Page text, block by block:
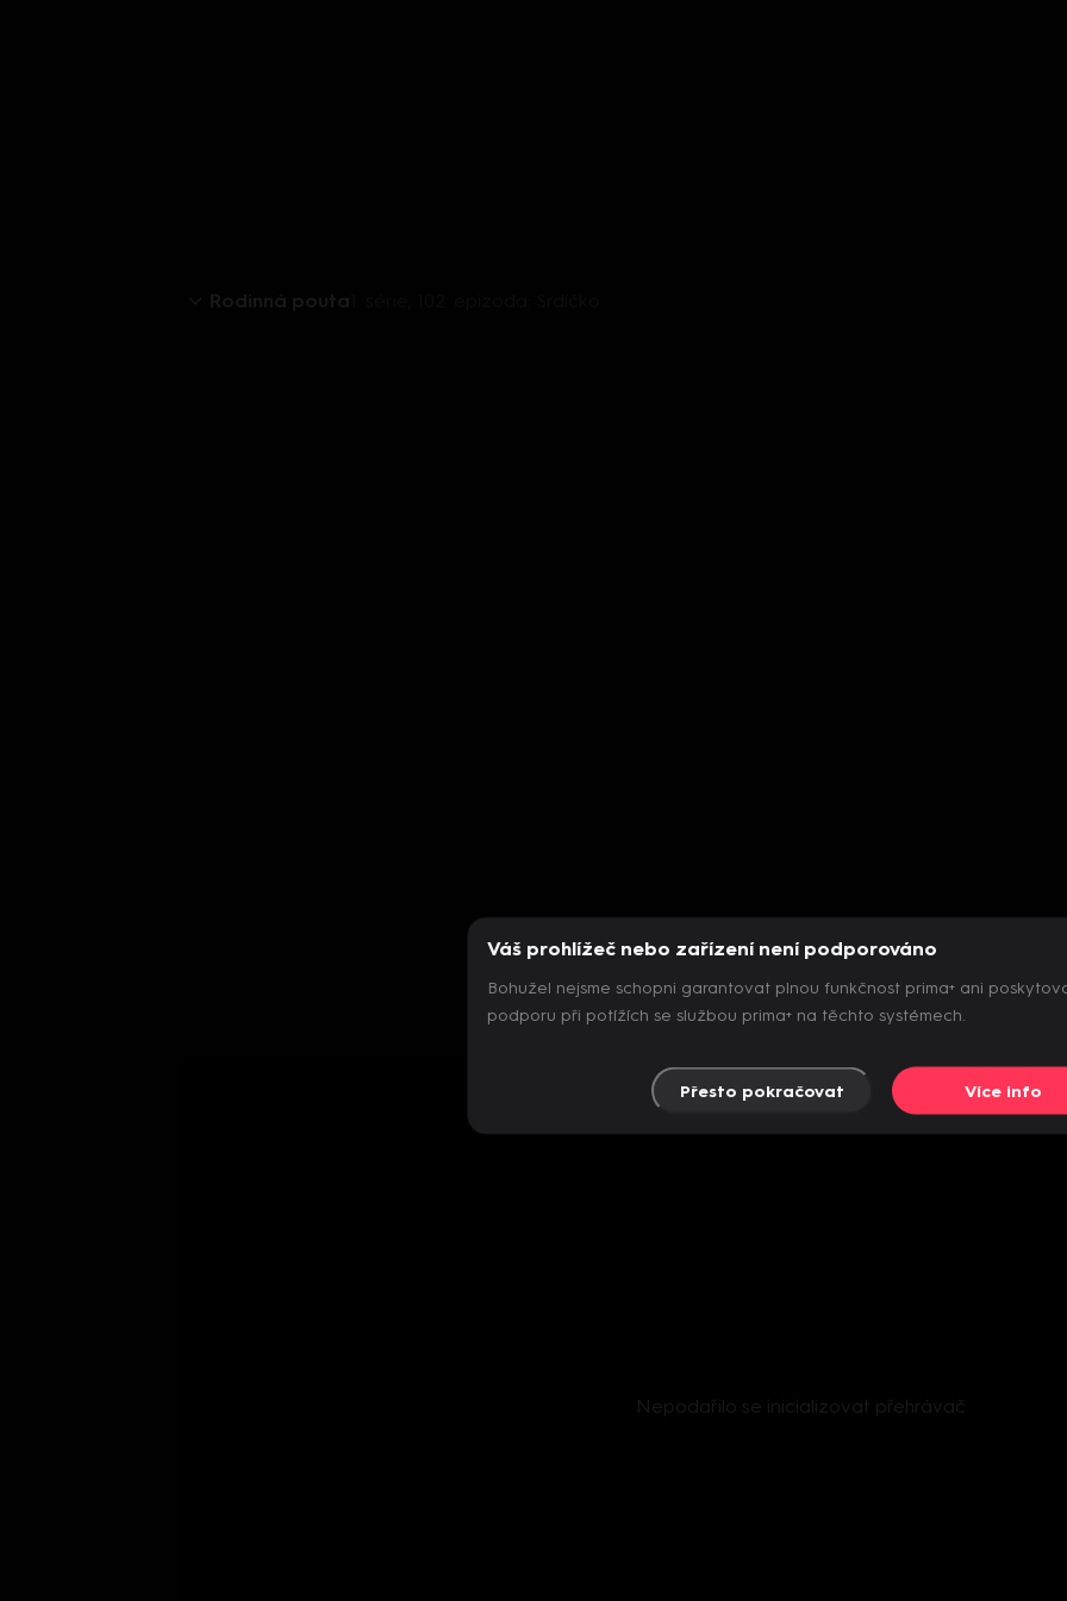
Nepodařilo se inicializovat přehrávač
Váš prohlížeč nebo zařízení není podporováno
Bohužel nejsme schopni garantovat plnou funkčnost prima+ ani
podporu při potížích se službou prima+ na těchto systémech.
Přesto pokračovat Více info